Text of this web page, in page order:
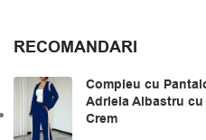
RECOMANDARI
Compleu cu
Adriela Albastru
Crem